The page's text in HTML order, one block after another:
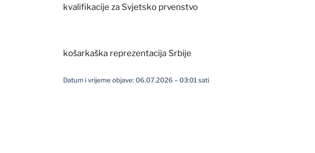
kvalifikacije za Svjetsko prvenstvo
košarkaška reprezentacija Srbije
Datum i vrijeme objave: 06.07.2026 – 03:01 sati